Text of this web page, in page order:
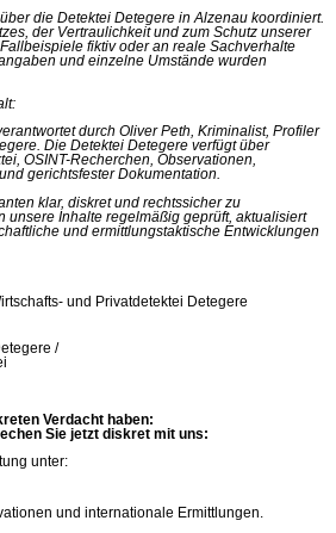
die Detektei Detegere in Alzenau koordiniert.
der Vertraulichkeit und zum Schutz unserer
fiktiv oder an reale Sachverhalte
und einzelne Umstände wurden
durch Oliver Peth, Kriminalist, Profiler
Die Detektei Detegere verfügt über
OSINT-Recherchen, Observationen,
gerichtsfester Dokumentation.
klar, diskret und rechtssicher zu
unsere Inhalte regelmäßig geprüft, aktualisiert
und ermittlungstaktische Entwicklungen
/
Verdacht haben:
Sie jetzt diskret mit uns:
unter:
und internationale Ermittlungen.